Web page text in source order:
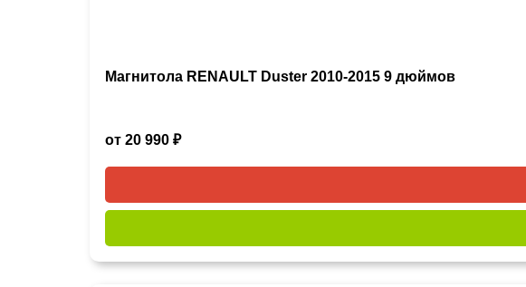
Магнитола RENAULT Duster 2010-2015 9 дюймов
от 20 990 ₽